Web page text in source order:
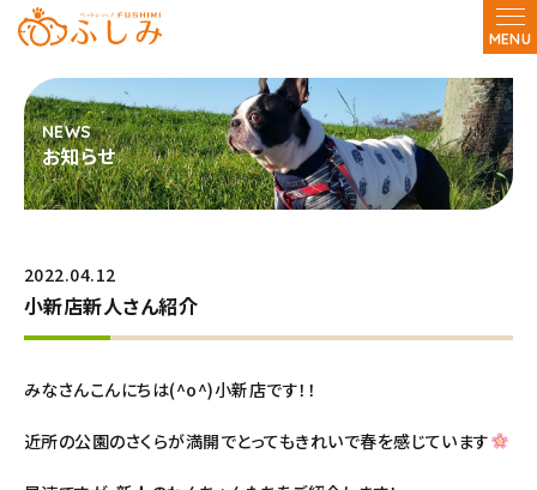
MENU
お知らせ
2022.04.12
小新店新人さん紹介
みなさんこんにちは(^o^)小新店です！！
近所の公園のさくらが満開でとってもきれいで春を感じています